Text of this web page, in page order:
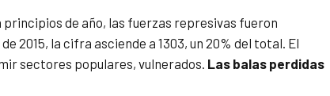
principios de año, las fuerzas represivas fueron
2015, la cifra asciende a 1303, un 20% del total. El
sectores populares, vulnerados. Las balas perdidas